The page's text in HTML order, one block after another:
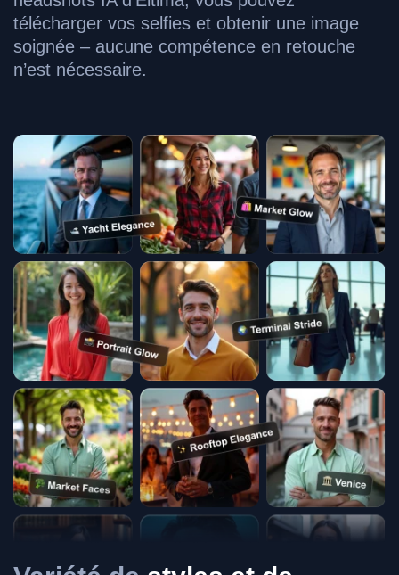
télécharger vos selfies et obtenir une image
soignée – aucune compétence en retouche
n’est nécessaire.